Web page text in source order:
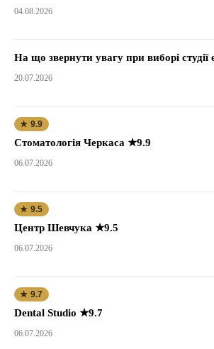
04.08.2026
На що звернути увагу при виборі студії
20.07.2026
★ 9.9
Стоматологія Черкаса ★9.9
06.07.2026
★ 9.5
Центр Шевчука ★9.5
06.07.2026
★ 9.7
Dental Studio ★9.7
06.07.2026